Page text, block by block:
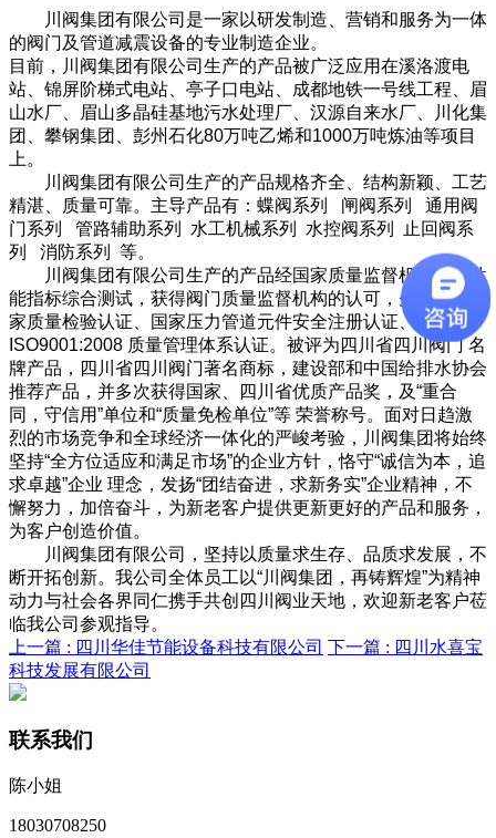
川阀集团有限公司是一家以研发制造、营销和服务为一体
的阀门及管道减震设备的专业制造企业。
目前，川阀集团有限公司生产的产品被广泛应用在溪洛渡电
站、锦屏阶梯式电站、亭子口电站、成都地铁一号线工程、眉
山水厂、眉山多晶硅基地污水处理厂、汉源自来水厂、川化集
团、攀钢集团、彭州石化80万吨乙烯和1000万吨炼油等项目
上。
川阀集团有限公司生产的产品规格齐全、结构新颖、工艺
精湛、质量可靠。主导产品有：蝶阀系列 闸阀系列 通用阀
门系列 管路辅助系列 水工机械系列 水控阀系列 止回阀系
列 消防系列 等。
川阀集团有限公司生产的产品经国家质量监督机构进行性
能指标综合测试，获得阀门质量监督机构的认可，先后获得国
家质量检验认证、国家压力管道元件安全注册认证、
ISO9001:2008 质量管理体系认证。被评为四川省四川阀门 名
牌产品，四川省四川阀门著名商标，建设部和中国给排水协会
推荐产品，并多次获得国家、四川省优质产品奖，及“重合
同，守信用”单位和“质量免检单位”等 荣誉称号。面对日趋激
烈的市场竞争和全球经济一体化的严峻考验，川阀集团将始终
坚持“全方位适应和满足市场”的企业方针，恪守“诚信为本，追
求卓越”企业 理念，发扬“团结奋进，求新务实”企业精神，不
懈努力，加倍奋斗，为新老客户提供更新更好的产品和服务，
为客户创造价值。
川阀集团有限公司，坚持以质量求生存、品质求发展，不
断开拓创新。我公司全体员工以“川阀集团，再铸辉煌”为精神
动力与社会各界同仁携手共创四川阀业天地，欢迎新老客户莅
临我公司参观指导。
上一篇 : 四川华佳节能设备科技有限公司 下一篇 : 四川水喜宝
科技发展有限公司
联系我们
陈小姐
18030708250